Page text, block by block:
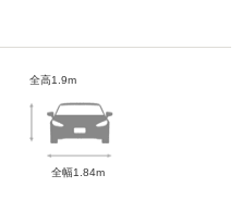
全高1.9m
全幅1.84m